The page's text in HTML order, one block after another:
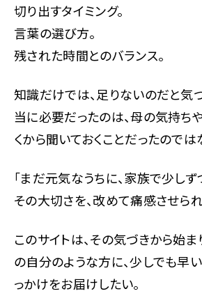
切り出すタイミング。
言葉の選び方。
残された時間とのバランス。
知識だけでは、足りないのだと気
当に必要だったのは、母の気持ち
くから聞いておくことだったのでは
「まだ元気なうちに、家族で少しず
その大切さを、改めて痛感させられ
このサイトは、その気づきから始ま
の自分のような方に、少しでも早
っかけをお届けしたい。